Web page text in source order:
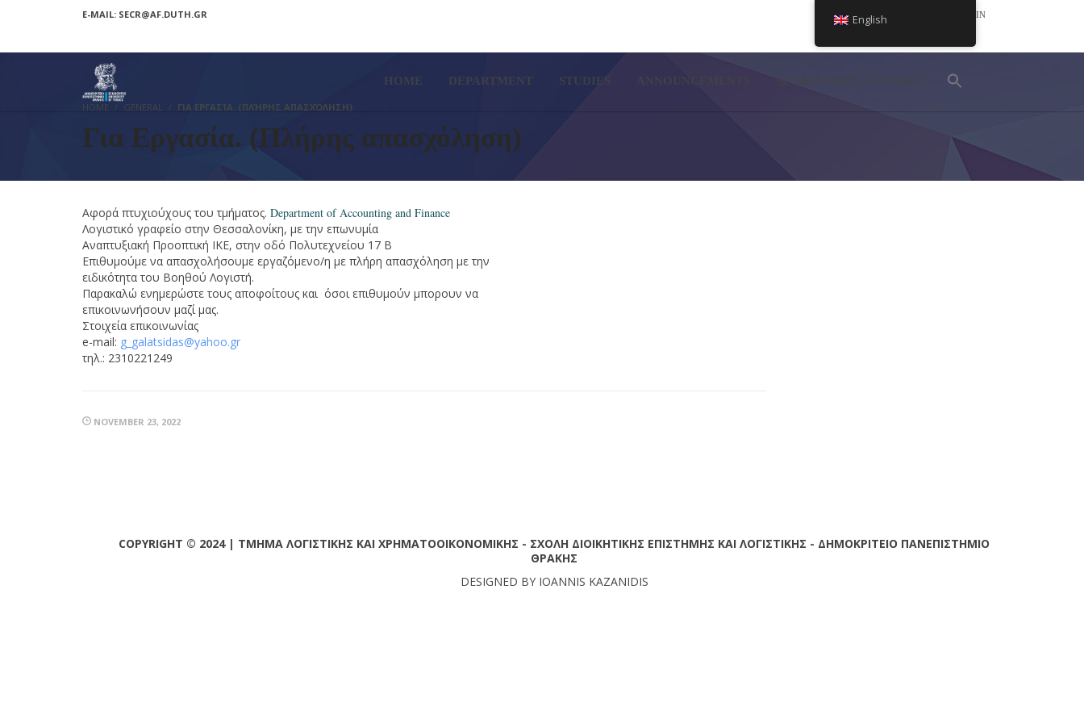
E-MAIL: SECR@AF.DUTH.GR LOGIN
HOME DEPARTMENT STUDIES SECRETARIAL SUPPORT
HOME GENERAL ΓΙΑ ΕΡΓΑΣΊΑ. (ΠΛΉΡΗΣ ΑΠΑΣΧΌΛΗΣΗ)
Για Εργασία. (Πλήρης απασχόληση)
Αφορά πτυχιούχους του τμήματος. Department of Accounting and Finance
Λογιστικό γραφείο στην Θεσσαλονίκη, με την επωνυμία
Αναπτυξιακή Προοπτική ΙΚΕ, στην οδό Πολυτεχνείου 17 Β
Επιθυμούμε να απασχολήσουμε εργαζόμενο/η με πλήρη απασχόληση με την
ειδικότητα του Βοηθού Λογιστή.
Παρακαλώ ενημερώστε τους αποφοίτους και όσοι επιθυμούν μπορουν να
επικοινωνήσουν μαζί μας.
Στοιχεία επικοινωνίας
e-mail: g_galatsidas@yahoo.gr
τηλ.: 2310221249
NOVEMBER 23, 2022
COPYRIGHT © 2024 | ΤΜΗΜΑ ΛΟΓΙΣΤΙΚΗΣ ΚΑΙ ΧΡΗΜΑΤΟΟΙΚΟΝΟΜΙΚΗΣ - ΣΧΟΛΗ ΔΙΟΙΚΗΤΙΚΗΣ ΕΠΙΣΤΗΜΗΣ ΚΑΙ ΛΟΓΙΣΤΙΚΗΣ - ΔΗΜΟΚΡΙΤΕΙΟ ΠΑΝΕΠΙΣΤΗΜΙΟ
ΘΡΑΚΗΣ
DESIGNED BY IOANNIS KAZANIDIS
English